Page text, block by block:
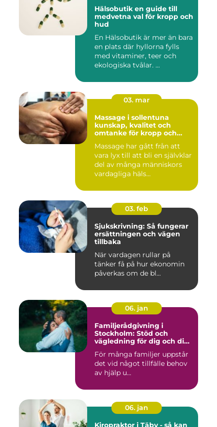
Hälsobutik en guide till
medvetna val för kropp och
hud
En Hälsobutik är mer än bara
en plats där hyllorna fylls
med vitaminer, teer och
ekologiska tvålar. ...
03. mar
Massage i sollentuna
kunskap, kvalitet och
omtanke för kropp och
Massage har gått från att
vara lyx till att bli en självklar
del av många människors
vardagliga häls...
03. feb
Sjukskrivning: Så fungerar
ersättningen och vägen
tillbaka
När vardagen rullar på
tänker få på hur ekonomin
påverkas om de bl...
06. jan
Familjerådgivning i
Stockholm: Stöd och
vägledning för dig och din
För många familjer uppstår
det vid något tillfälle behov
av hjälp u...
06. jan
Kiropraktor i Täby - så kan